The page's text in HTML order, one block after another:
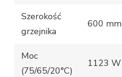
Szerokość
grzejnika
600 mm
Moc
(75/65/20°C)
1123 W